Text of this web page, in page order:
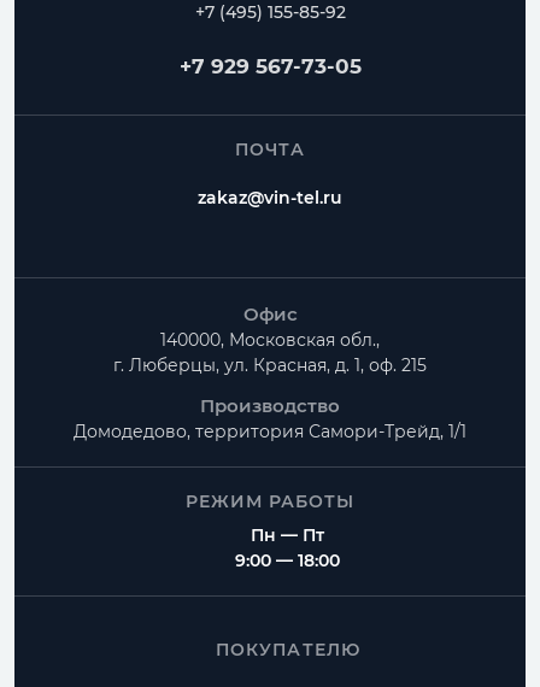
+7 (495) 155-85-92
+7 929 567-73-05
ПОЧТА
zakaz@vin-tel.ru
Офис
140000, Московская обл.,
г. Люберцы, ул. Красная, д. 1, оф. 215
Производство
Домодедово, территория Самори-Трейд, 1/1
РЕЖИМ РАБОТЫ
Пн — Пт
9:00 — 18:00
ПОКУПАТЕЛЮ